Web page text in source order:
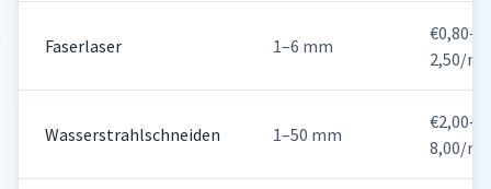
Faserlaser 1–6 mm
€0,80–
2,50/m
Wasserstrahlschneiden 1–50 mm
€2,00–
8,00/m